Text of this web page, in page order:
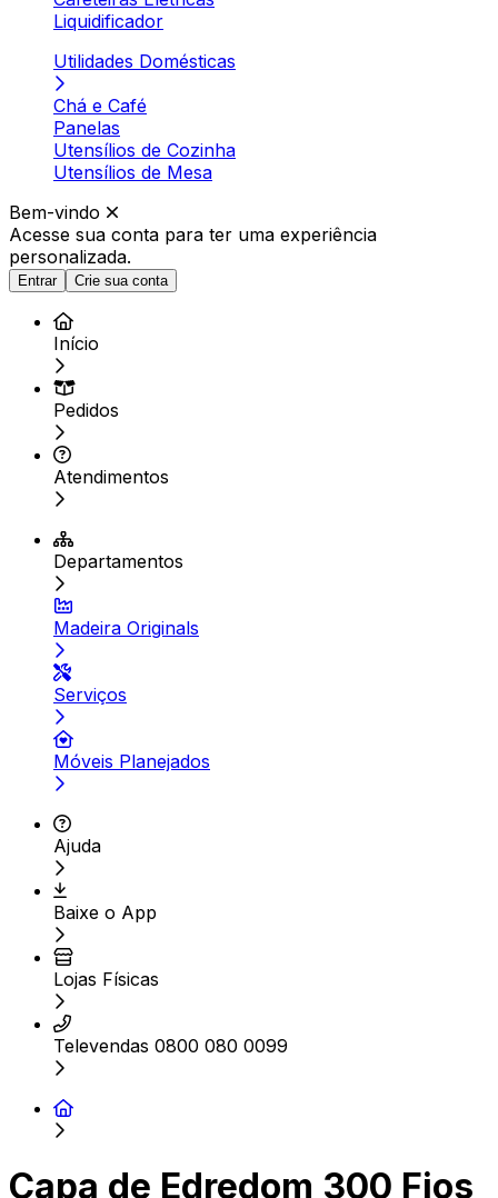
Liquidificador
Utilidades Domésticas
Chá e Café
Panelas
Utensílios de Cozinha
Utensílios de Mesa
Bem-vindo
Acesse sua conta para ter uma experiência
personalizada.
Entrar Crie sua conta
Início
Pedidos
Atendimentos
Departamentos
Madeira Originals
Serviços
Móveis Planejados
Ajuda
Baixe o App
Lojas Físicas
Televendas 0800 080 0099
Capa de Edredom 300 Fios